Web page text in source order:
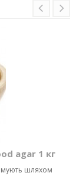
agar 1 кг
шляхом